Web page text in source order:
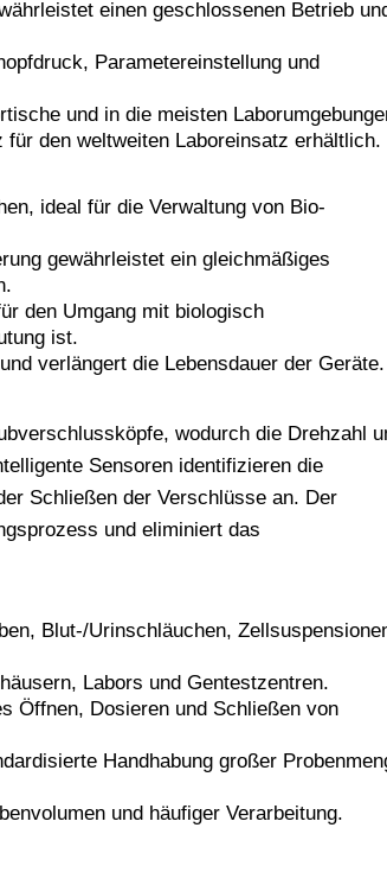
einen geschlossenen Betrieb
Parametereinstellung und
und in die meisten
den weltweiten Laboreinsatz erhältlich.
ideal für die Verwaltung von Bio-
gewährleistet ein gleichmäßiges
den Umgang mit biologisch
ist.
verlängert die Lebensdauer der Geräte.
wodurch die Drehzahl
Sensoren identifizieren die
Schließen der Verschlüsse an. Der
und eliminiert das
Blut-/Urinschläuchen,
Labors und Gentestzentren.
Öffnen, Dosieren und Schließen von
Handhabung großer
und häufiger Verarbeitung.